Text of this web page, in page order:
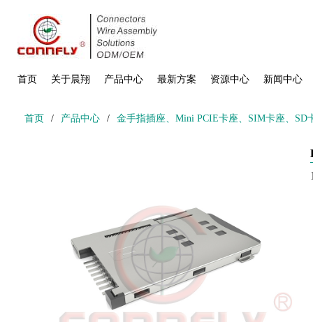
首页 关于晨翔 产品中心 最新方案 资源中心 新闻中心
首页 / 产品中心 / 金手指插座、Mini PCIE卡座、SIM卡座、SD